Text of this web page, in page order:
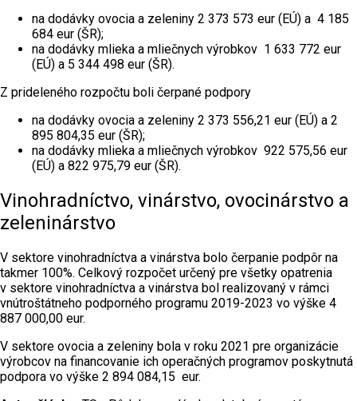
na dodávky ovocia a zeleniny 2 373 573 eur (EÚ) a 4 185
684 eur (ŠR);
na dodávky mlieka a mliečnych výrobkov 1 633 772 eur
(EÚ) a 5 344 498 eur (ŠR).
Z prideleného rozpočtu boli čerpané podpory
na dodávky ovocia a zeleniny 2 373 556,21 eur (EÚ) a 2
895 804,35 eur (ŠR);
na dodávky mlieka a mliečnych výrobkov 922 575,56 eur
(EÚ) a 822 975,79 eur (ŠR).
Vinohradníctvo, vinárstvo, ovocinárstvo a
zeleninárstvo
V sektore vinohradníctva a vinárstva bolo čerpanie podpôr na
takmer 100%. Celkový rozpočet určený pre všetky opatrenia
v sektore vinohradníctva a vinárstva bol realizovaný v rámci
vnútroštátneho podporného programu 2019-2023 vo výške 4
887 000,00 eur.
V sektore ovocia a zeleniny bola v roku 2021 pre organizácie
výrobcov na financovanie ich operačných programov poskytnutá
podpora vo výške 2 894 084,15 eur.